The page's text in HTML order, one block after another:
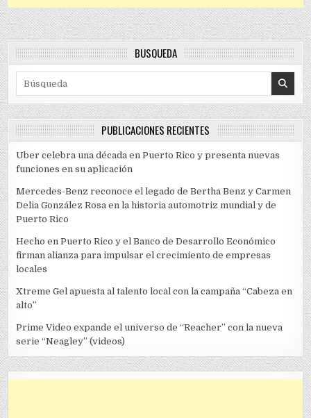
BÚSQUEDA
PUBLICACIONES RECIENTES
Uber celebra una década en Puerto Rico y presenta nuevas
funciones en su aplicación
Mercedes-Benz reconoce el legado de Bertha Benz y Carmen
Delia González Rosa en la historia automotriz mundial y de
Puerto Rico
Hecho en Puerto Rico y el Banco de Desarrollo Económico
firman alianza para impulsar el crecimiento de empresas
locales
Xtreme Gel apuesta al talento local con la campaña “Cabeza en
alto”
Prime Video expande el universo de “Reacher” con la nueva
serie “Neagley” (videos)